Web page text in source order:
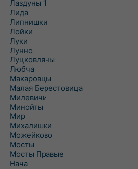
Лаздуны 1
Лида
Липнишки
Лойки
Луки
Лунно
Луцковляны
Любча
Макаровцы
Малая Берестовица
Милевичи
Минойты
Мир
Михалишки
Можейково
Мосты
Мосты Правые
Нача